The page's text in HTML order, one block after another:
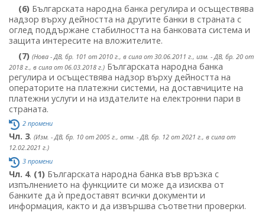
(6) Българската народна банка регулира и осъществява
надзор върху дейността на другите банки в страната с
оглед поддържане стабилността на банковата система и
защита интересите на вложителите.
(7) (Нова - ДВ, бр. 101 от 2010 г., в сила от 30.06.2011 г., изм. - ДВ, бр. 20 от
2018 г., в сила от 06.03.2018 г.) Българската народна банка
регулира и осъществява надзор върху дейността на
операторите на платежни системи, на доставчиците на
платежни услуги и на издателите на електронни пари в
страната.
2 промени
Чл. 3. (Изм. - ДВ, бр. 10 от 2005 г., отм. - ДВ, бр. 12 от 2021 г., в сила от
12.02.2021 г.)
3 промени
Чл. 4. (1) Българската народна банка във връзка с
изпълнението на функциите си може да изисква от
банките да ѝ предоставят всички документи и
информация, както и да извършва съответни проверки.